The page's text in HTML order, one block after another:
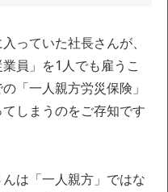
っていた社長さんが、
員」を1人でも雇うこ
「一人親方労災保険」
しまうのをご存知です
は「一人親方」ではな